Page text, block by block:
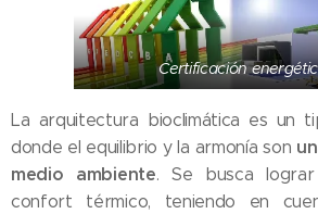
Certificación
La arquitectura bioclimática es un
donde el equilibrio y la armonía son
medio ambiente. Se busca
confort térmico, teniendo en